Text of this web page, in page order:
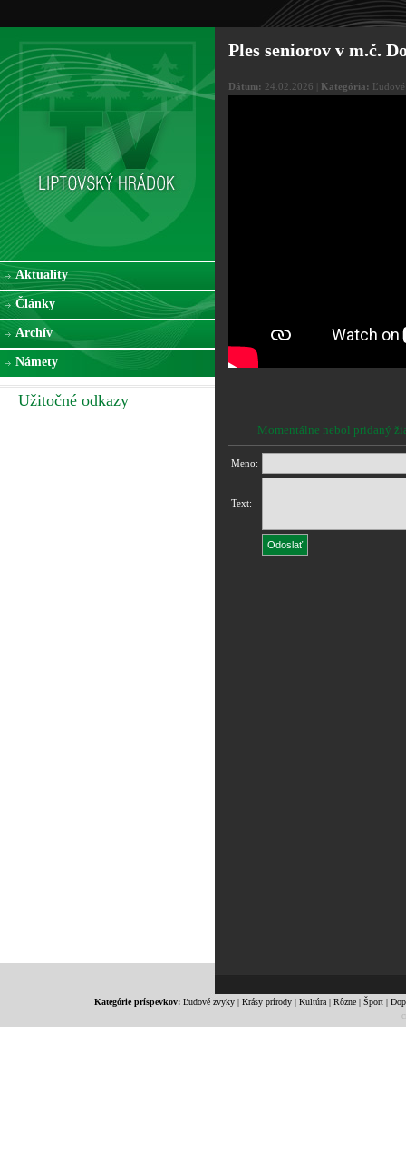
Aktuality
Články
Archív
Námety
Užitočné odkazy
Ples seniorov v m.č.
Dátum: 24.02.2026 | Kategória:
Momentálne nebol pridaný
Meno:
Text:
Kategórie príspevkov: Ľudové zvyky| Krásy prírody| Kultúra| Rôzne| Šport|